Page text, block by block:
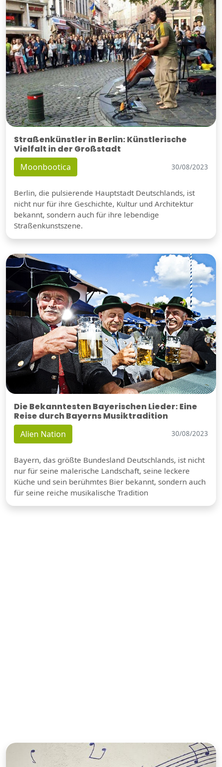
Straßenkünstler in Berlin: Künstlerische
Vielfalt in der Großstadt
Moonbootica 30/08/2023
Berlin, die pulsierende Hauptstadt Deutschlands, ist
nicht nur für ihre Geschichte, Kultur und Architektur
bekannt, sondern auch für ihre lebendige
Straßenkunstszene.
Die Bekanntesten Bayerischen Lieder: Eine
Reise durch Bayerns Musiktradition
Alien Nation 30/08/2023
Bayern, das größte Bundesland Deutschlands, ist nicht
nur für seine malerische Landschaft, seine leckere
Küche und sein berühmtes Bier bekannt, sondern auch
für seine reiche musikalische Tradition